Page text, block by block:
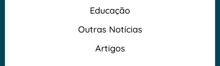
Educação
Outras Notícias
Artigos